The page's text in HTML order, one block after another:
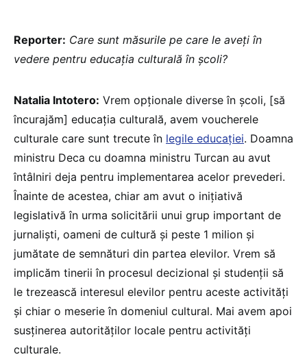
Reporter: Care sunt măsurile pe care le aveți în
vedere pentru educația culturală în școli?
Natalia Intotero: Vrem opționale diverse în școli, [să
încurajăm] educația culturală, avem voucherele
culturale care sunt trecute în legile educației. Doamna
ministru Deca cu doamna ministru Turcan au avut
întâlniri deja pentru implementarea acelor prevederi.
Înainte de acestea, chiar am avut o inițiativă
legislativă în urma solicitării unui grup important de
jurnaliști, oameni de cultură și peste 1 milion și
jumătate de semnături din partea elevilor. Vrem să
implicăm tinerii în procesul decizional și studenții să
le trezească interesul elevilor pentru aceste activități
și chiar o meserie în domeniul cultural. Mai avem apoi
susținerea autorităților locale pentru activități
culturale.